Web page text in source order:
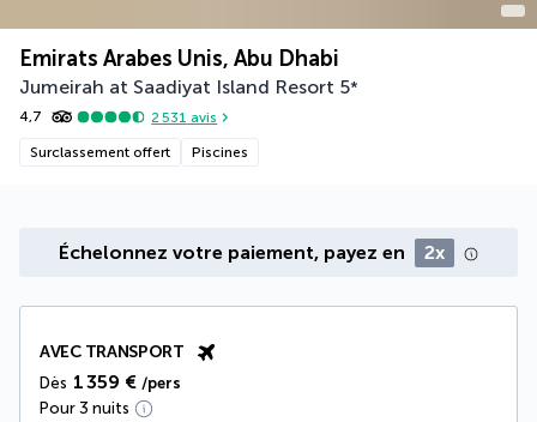
Emirats Arabes Unis, Abu Dhabi
Jumeirah at Saadiyat Island Resort 5*
4,7 2 531 avis
Surclassement offert Piscines
Échelonnez votre paiement, payez en 2x
AVEC TRANSPORT
Dès 1 359 € /pers
Pour 3 nuits